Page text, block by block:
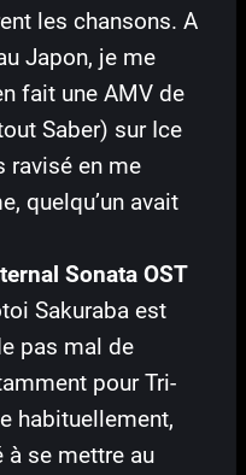
les chansons. A
Japon, je me
fait une AMV de
Saber) sur Ice
ravisé en me
quelqu’un avait
Sonata OST
Sakuraba est
pas mal de
pour Tri-
habituellement,
à se mettre au